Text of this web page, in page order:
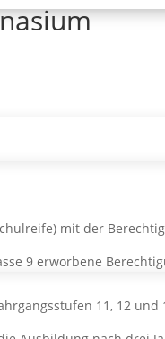
mit der
9 erworbene
11, 12 und